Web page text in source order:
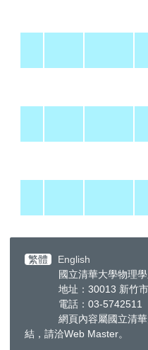
繁體
English
國立清華大學物理學
地址：30013 新竹市
電話：03-5742511
網頁內容屬國立清華大
結，請洽Web Master。